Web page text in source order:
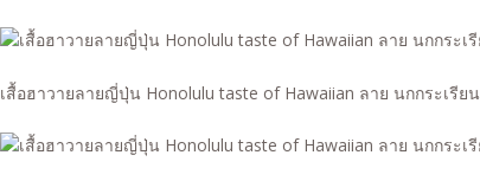
เสื้อฮาวายลายญี่ปุ่น Honolulu taste of Hawaiian ลาย นกกระเรียน